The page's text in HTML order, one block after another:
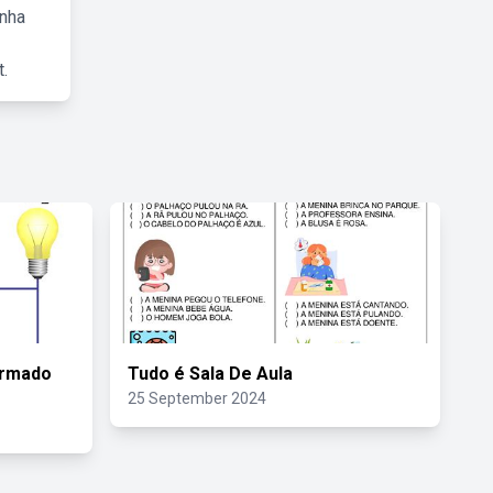
Tudo é Sala De Aula
25 September 2024